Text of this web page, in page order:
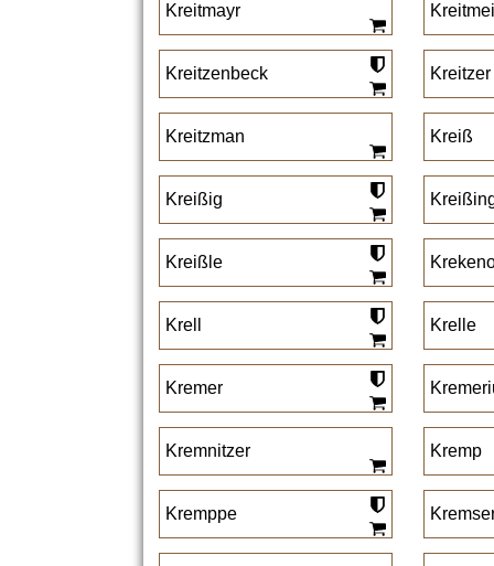
Kreitmayr
Kreitzenbeck Kreitzer
Kreitzman Kreiß
Kreißig
Kreißle
Krell Krelle
Kremer
Kremnitzer Kremp
Kremppe